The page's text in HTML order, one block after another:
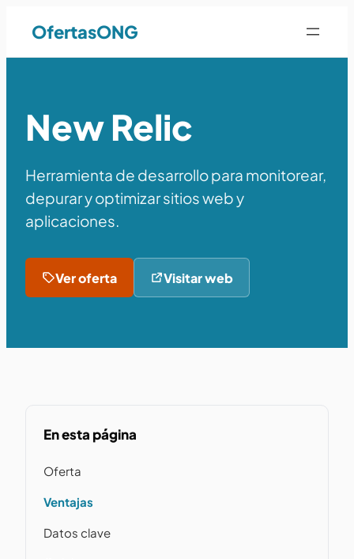
OfertasONG
New Relic
Herramienta de desarrollo para monitorear,
depurar y optimizar sitios web y
aplicaciones.
Ver oferta Visitar web
En esta página
Oferta
Ventajas
Datos clave